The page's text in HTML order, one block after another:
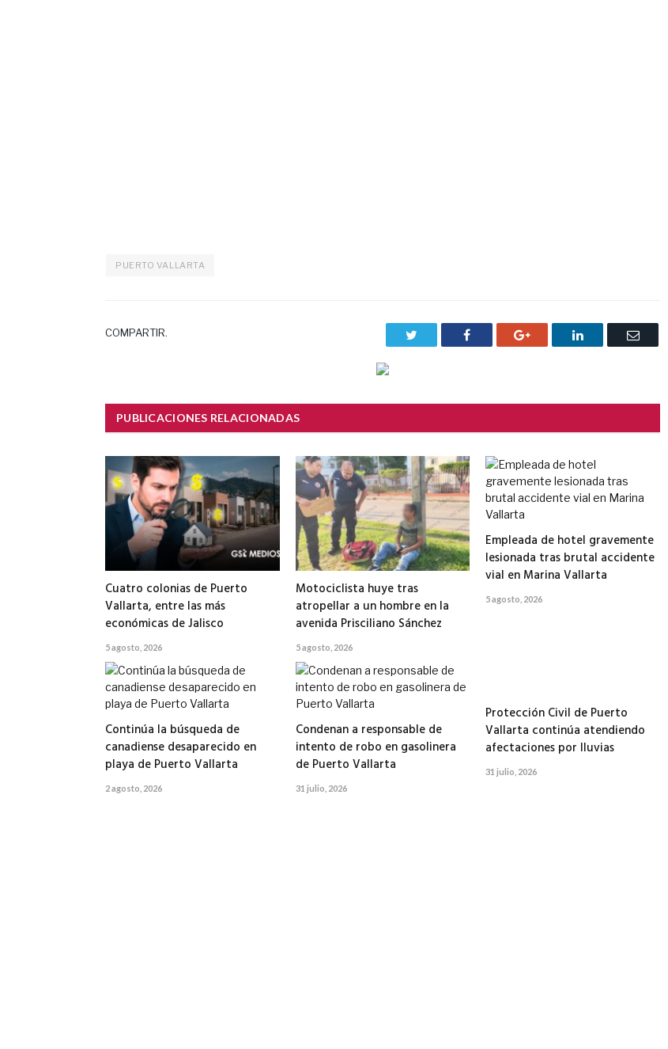
PUERTO VALLARTA
COMPARTIR. Facebook Google+ LinkedIn
Correo
PUBLICACIONES RELACIONADAS
Cuatro colonias de Puerto
Vallarta, entre las más
económicas de Jalisco
5 agosto, 2026
Motociclista huye tras
atropellar a un hombre en la
avenida Prisciliano Sánchez
5 agosto, 2026
Empleada de hotel gravemente
lesionada tras brutal accidente
vial en Marina Vallarta
5 agosto, 2026
Continúa la búsqueda de
canadiense desaparecido en
playa de Puerto Vallarta
2 agosto, 2026
Condenan a responsable de
intento de robo en gasolinera
de Puerto Vallarta
31 julio, 2026
Protección Civil de Puerto
Vallarta continúa atendiendo
afectaciones por lluvias
31 julio, 2026